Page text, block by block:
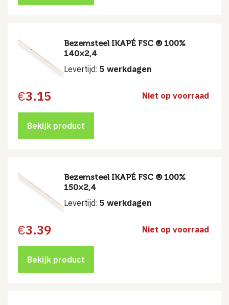
Bezemsteel IKAPÉ FSC ® 100%
140×2,4
Levertijd: 5 werkdagen
€3.15 Niet op voorraad
Bekijk product
Bezemsteel IKAPÉ FSC ® 100%
150×2,4
Levertijd: 5 werkdagen
€3.39 Niet op voorraad
Bekijk product